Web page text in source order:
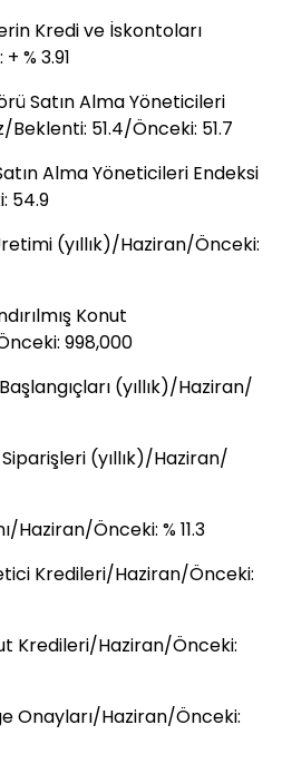
Kredi ve İskontoları
% 3.91
Satın Alma Yöneticileri
51.4/Önceki: 51.7
Alma Yöneticileri Endeksi
54.9
(yıllık)/Haziran/Önceki:
Konut
998,000
(yıllık)/Haziran/
(yıllık)/Haziran/
Haziran/Önceki: % 11.3
Kredileri/Haziran/Önceki:
Kredileri/Haziran/Önceki:
Onayları/Haziran/Önceki: